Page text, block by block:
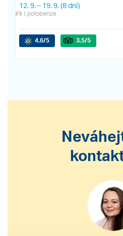
12. 9.– 19. 9.(8 dní)
| polopenze
4.6/5 3.5/5